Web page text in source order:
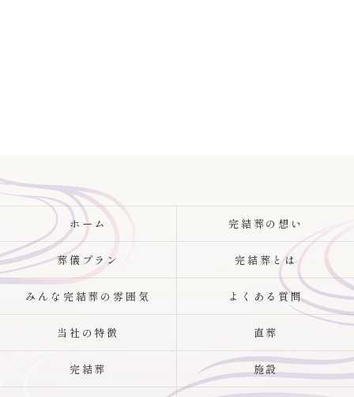
ホーム 完結葬の想い
葬儀プラン 完結葬とは
みんな完結葬の雰囲気 よくある質問
当社の特徴 直葬
完結葬 施設